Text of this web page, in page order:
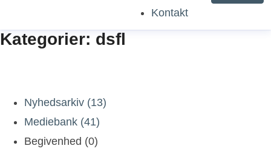
Kontakt
Kategorier: dsfl
Nyhedsarkiv (13)
Mediebank (41)
Begivenhed (0)